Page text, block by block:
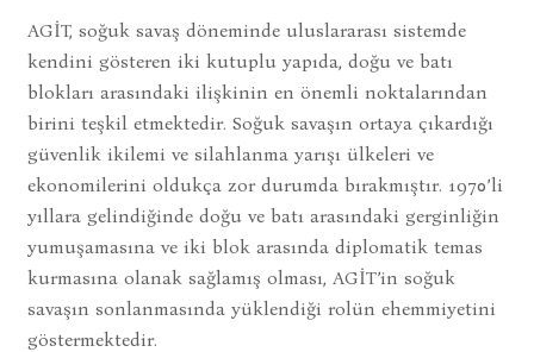
AGİT, soğuk savaş döneminde uluslararası sistemde
kendini gösteren iki kutuplu yapıda, doğu ve batı
blokları arasındaki ilişkinin en önemli noktalarından
birini teşkil etmektedir. Soğuk savaşın ortaya çıkardığı
güvenlik ikilemi ve silahlanma yarışı ülkeleri ve
ekonomilerini oldukça zor durumda bırakmıştır. 1970’li
yıllara gelindiğinde doğu ve batı arasındaki gerginliğin
yumuşamasına ve iki blok arasında diplomatik temas
kurmasına olanak sağlamış olması, AGİT’in soğuk
savaşın sonlanmasında yüklendiği rolün ehemmiyetini
göstermektedir.